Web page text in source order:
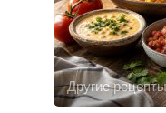
Другие рецепты